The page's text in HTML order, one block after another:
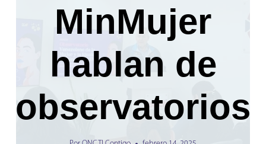
MinMujer
hablan de
observatorios